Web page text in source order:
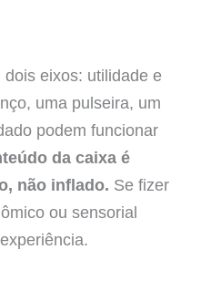
eixos: utilidade e
uma pulseira, um
podem funcionar
da caixa é
não inflado. Se fizer
ou sensorial